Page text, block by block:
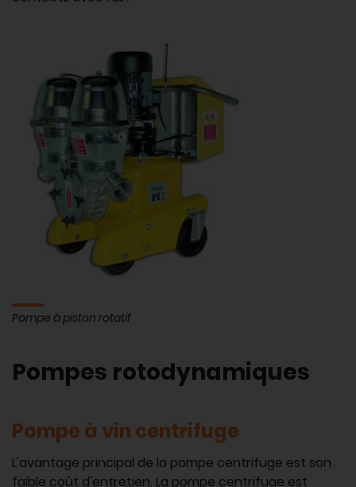
Pompe à piston rotatif
Pompes rotodynamiques
Pompe à vin centrifuge
L'avantage principal de la pompe centrifuge est son
faible coût d'entretien. La pompe centrifuge est